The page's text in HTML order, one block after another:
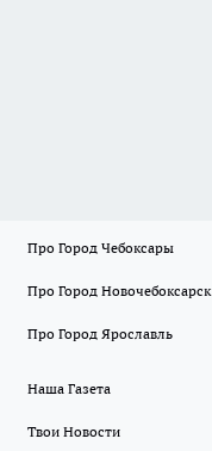
Про Город Чебоксары
Про Город Новочебоксарск
Про Город Ярославль
Наша Газета
Твои Новости